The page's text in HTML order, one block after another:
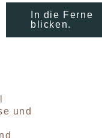
In die Ferne
blicken.
und